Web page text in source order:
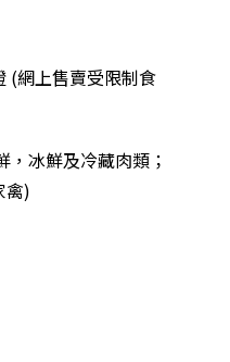
(網上售賣受限制食
，冰鮮及冷藏肉類；
禽)